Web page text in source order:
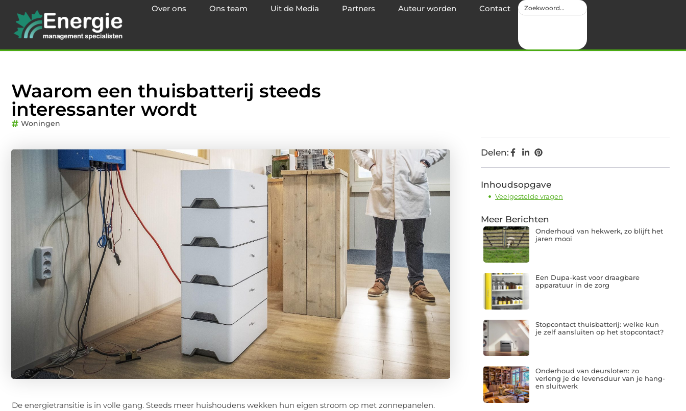
Over ons Ons team Uit de Media Partners Auteur worden Contact
Waarom een thuisbatterij steeds
interessanter wordt
Woningen
De energietransitie is in volle gang. Steeds meer huishoudens wekken hun eigen stroom op met zonnepanelen.
Delen:
Inhoudsopgave
Veelgestelde vragen
Meer Berichten
Onderhoud van hekwerk, zo blijft het
jaren mooi
Een Dupa-kast voor draagbare
apparatuur in de zorg
Stopcontact thuisbatterij: welke kun
je zelf aansluiten op het stopcontact?
Onderhoud van deursloten: zo
verleng je de levensduur van je hang-
en sluitwerk